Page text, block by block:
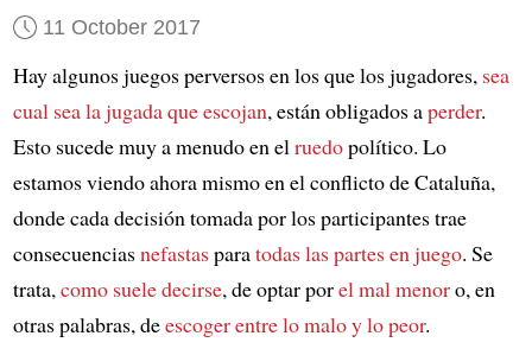
11 October 2017
Hay algunos juegos perversos en los que los jugadores, sea
cual sea la jugada que escojan, están obligados aperder.
Esto sucede muy a menudo en elruedopolítico. Lo
estamos viendo ahora mismo en el conflicto de Cataluña,
donde cada decisión tomada por los participantes trae
consecuenciasnefastasparatodas las partes en juego. Se
trata,como suele decirse, de optar porel mal menoro, en
otras palabras, deescoger entre lo malo y lo peor.